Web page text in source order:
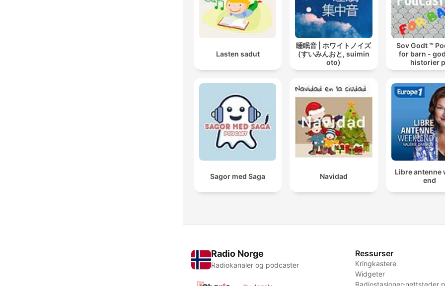
Lasten sadut
睡眠音 | ホワイトノイズ
(すいみんおと, suimin
oto)
Sov Godt ™
for barn -
historier
Sagor med Saga Navidad
Libre antenne
end
Radio Norge
Radiokanaler og podcaster
Ressurser
Kringkastere
Widgeter
Radiostasjoner-nettsteder